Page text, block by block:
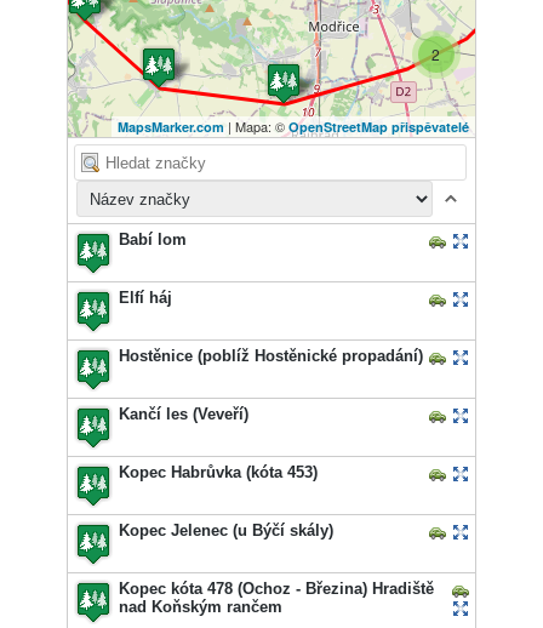
2
MapsMarker.com | Mapa: ©OpenStreetMap přispěvatelé
Babí lom
Elfí háj
Hostěnice (poblíž Hostěnické propadání)
Kančí les (Veveří)
Kopec Habrůvka (kóta 453)
Kopec Jelenec (u Býčí skály)
Kopec kóta 478 (Ochoz - Březina) Hradiště
nad Koňským rančem